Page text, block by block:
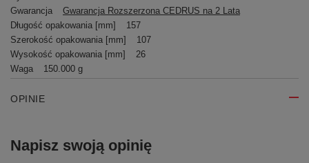
Gwarancja
Gwarancja Rozszerzona CEDRUS na 2 Lata
Długość opakowania [mm]
157
Szerokość opakowania [mm]
107
Wysokość opakowania [mm]
26
Waga
150.000 g
OPINIE
Napisz swoją opinię